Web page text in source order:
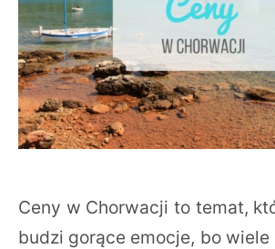
Ceny w Chorwacji to temat,
budzi gorące emocje, bo